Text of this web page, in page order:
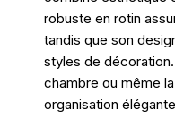
robuste en rotin
tandis que son
styles de
chambre ou même
organisation